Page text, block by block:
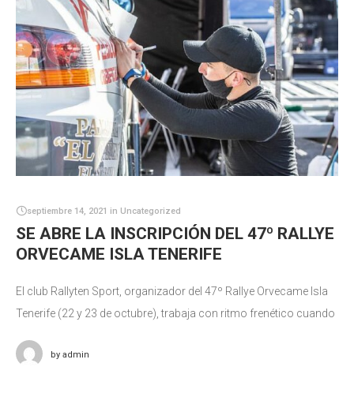
septiembre 14, 2021 in Uncategorized
SE ABRE LA INSCRIPCIÓN DEL 47º RALLYE
ORVECAME ISLA TENERIFE
El club Rallyten Sport, organizador del 47º Rallye Orvecame Isla
Tenerife (22 y 23 de octubre), trabaja con ritmo frenético cuando
by admin